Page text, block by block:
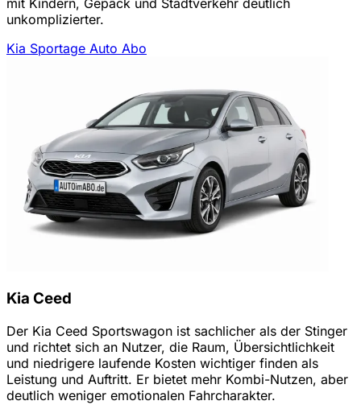
unkomplizierter.
Kia Sportage Auto Abo
Kia Ceed
Der Kia Ceed Sportswagon ist sachlicher als der Stinger
und richtet sich an Nutzer, die Raum, Übersichtlichkeit
und niedrigere laufende Kosten wichtiger finden als
Leistung und Auftritt. Er bietet mehr Kombi-Nutzen, aber
deutlich weniger emotionalen Fahrcharakter.